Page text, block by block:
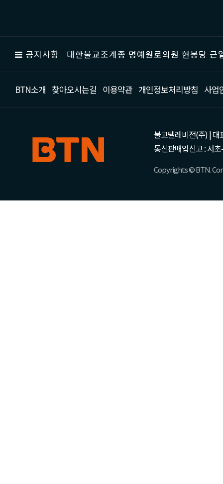
공지사항 대한불교조계종 명예원로의원 현봉당
BTN소개 찾아오시는길 이용약관 개인정보처리방침 사업
불교텔레비전(주) | 대
통신판매업신고 : 서
Copyrights © BTN.